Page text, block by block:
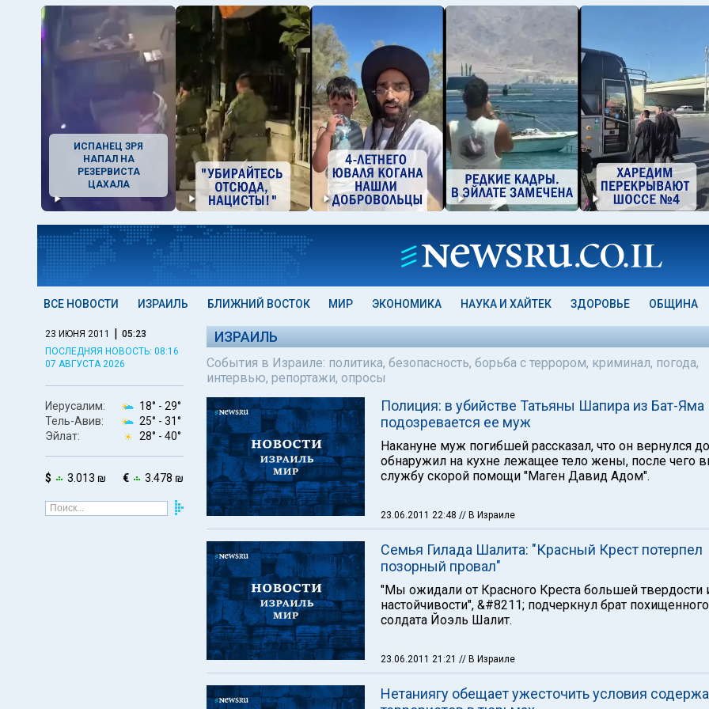
ИСПАНЕЦ ЗРЯ
НАПАЛ НА
РЕЗЕРВИСТА
ЦАХАЛА
ВСЕ НОВОСТИ ИЗРАИЛЬ БЛИЖНИЙ ВОСТОК МИР ЭКОНОМИКА НАУКА И ХАЙТЕК ЗДОРОВЬЕ ОБЩИНА
23 ИЮНЯ 2011 | 05:23
ПОСЛЕДНЯЯ НОВОСТЬ: 08:16
07 АВГУСТА 2026
Иерусалим: 18° - 29°
Тель-Авив:
25° - 31°
Эйлат:
28° - 40°
$ 3.013 ₪ € 3.478 ₪
ИЗРАИЛЬ
События в Израиле: политика, безопасность, борьба с террором, криминал, погода,
интервью, репортажи, опросы
Полиция: в убийстве Татьяны Шапира из Бат-Яма
подозревается ее муж
Накануне муж погибшей рассказал, что он вернулся
обнаружил на кухне лежащее тело жены, после чего
службу скорой помощи "Маген Давид Адом".
23.06.2011 22:48 // В Израиле
Семья Гилада Шалита: "Красный Крест потерпел
позорный провал"
"Мы ожидали от Красного Креста большей твердости
настойчивости", &#8211; подчеркнул брат похищенного
солдата Йоэль Шалит.
23.06.2011 21:21 // В Израиле
Нетаниягу обещает ужесточить условия